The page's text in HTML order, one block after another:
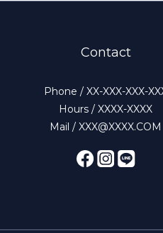
Contact
Phone / XX-XXX-XXX-
Hours / XXXX-XXXX
Mail / XXX@XXXX.COM